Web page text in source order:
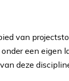
van
een eigen
deze